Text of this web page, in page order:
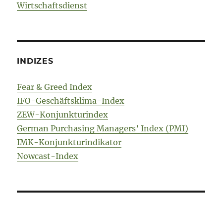
Wirtschaftsdienst
INDIZES
Fear & Greed Index
IFO-Geschäftsklima-Index
ZEW-Konjunkturindex
German Purchasing Managers’ Index (PMI)
IMK-Konjunkturindikator
Nowcast-Index